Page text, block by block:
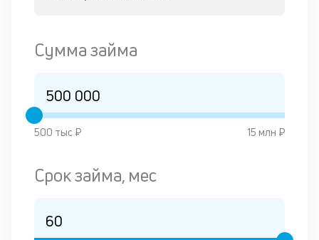
Сумма займа
500 тыс ₽ 15 млн ₽
Срок займа, мес